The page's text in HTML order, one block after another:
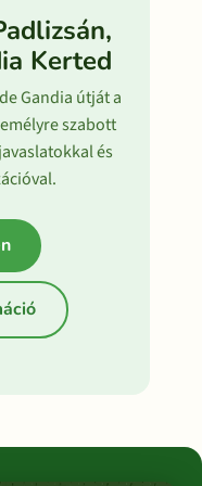
Kerted
Gandia útját a
szabott
és